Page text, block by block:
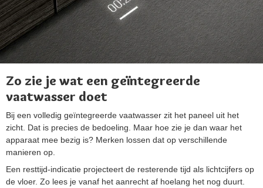
Zo zie je wat een geïntegreerde
vaatwasser doet
Bij een volledig geïntegreerde vaatwasser zit het paneel uit het
zicht. Dat is precies de bedoeling. Maar hoe zie je dan waar het
apparaat mee bezig is? Merken lossen dat op verschillende
manieren op.
Een resttijd-indicatie projecteert de resterende tijd als lichtcijfers op
de vloer. Zo lees je vanaf het aanrecht af hoelang het nog duurt.